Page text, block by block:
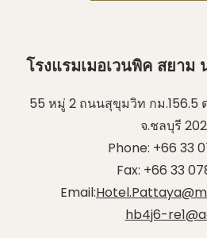
โรงแรมเมอเวนพิค สยาม
55 หมู่ 2 ถนนสุขุมวิท กม.156.5
จ.ชลบุรี
Phone: +66 33
Fax: +66 33
Email:
hb4j6-